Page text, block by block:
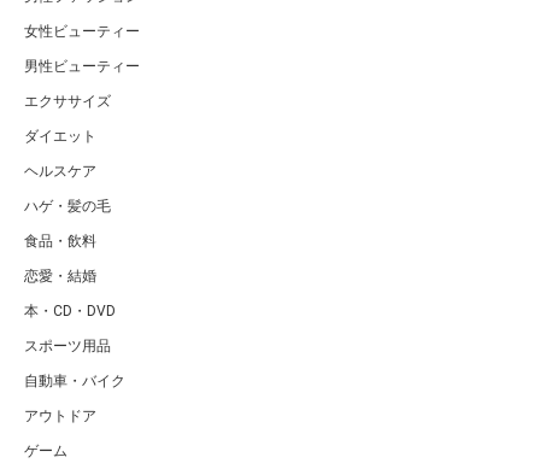
女性ビューティー
男性ビューティー
エクササイズ
ダイエット
ヘルスケア
ハゲ・髪の毛
食品・飲料
恋愛・結婚
本・CD・DVD
スポーツ用品
自動車・バイク
アウトドア
ゲーム